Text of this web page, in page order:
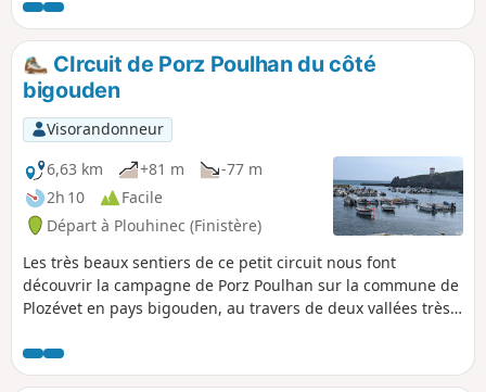
les bois et la vallée de Tréouzien. Côté Bleu : la
découverte du site préhistorique de Menez
Drégan et des allées couvertes. Côté Vert : les
lavoirs, le moulin de Tréouzien, La chapelle
Saint-They.
CIrcuit de Porz Poulhan du côté
bigouden
Visorandonneur
6,63 km
+81 m
-77 m
2h 10
Facile
Départ à Plouhinec (Finistère)
Les très beaux sentiers de ce petit circuit nous font
découvrir la campagne de Porz Poulhan sur la commune de
Plozévet en pays bigouden, au travers de deux vallées très
restaurés,La balade se termine tout en bleu le long du
rivage et permet de profiter de la mer, en surplomb.